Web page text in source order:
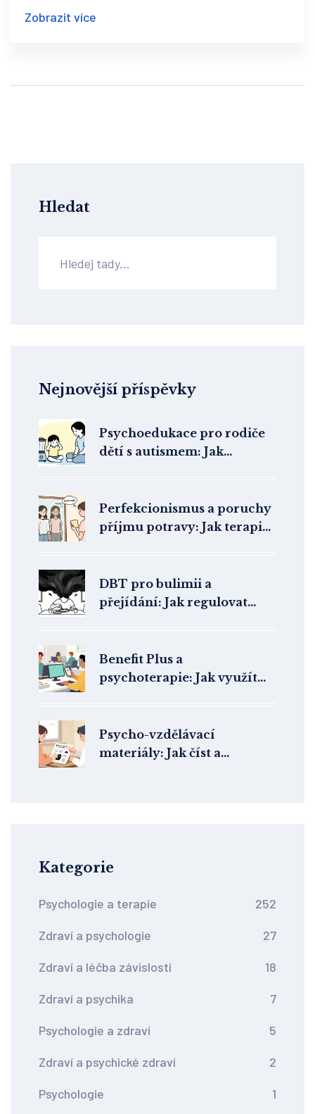
Zobrazit více
Hledat
Nejnovější příspěvky
Psychoedukace pro rodiče
dětí s autismem: Jak
Perfekcionismus a poruchy
příjmu potravy: Jak terapie
DBT pro bulimii a
přejídání: Jak regulovat
Benefit Plus a
psychoterapie: Jak využít
Psycho-vzdělávací
materiály: Jak číst a
Kategorie
Psychologie a terapie 252
Zdraví a psychologie 27
Zdraví a léčba závislostí 18
Zdraví a psychika 7
Psychologie a zdraví 5
Zdraví a psychické zdraví 2
Psychologie 1